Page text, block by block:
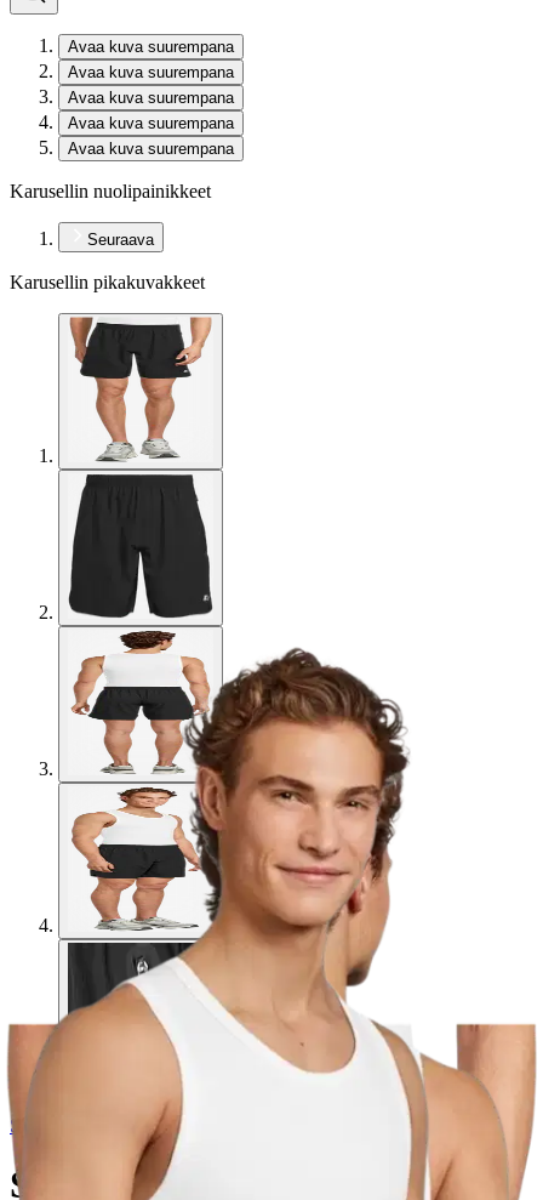
Avaa kuva suurempana
Avaa kuva suurempana
Avaa kuva suurempana
Avaa kuva suurempana
Avaa kuva suurempana
Karusellin nuolipainikkeet
Seuraava
Karusellin pikakuvakkeet
Starter
Starter miesten treenishortsit